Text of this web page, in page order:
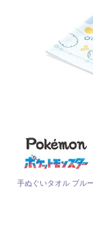
手ぬぐいタオル ブル